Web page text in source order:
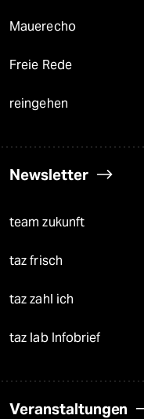
Mauerecho
Freie Rede
reingehen
Newsletter
team zukunft
taz frisch
taz zahl ich
taz lab Infobrief
Veranstaltungen